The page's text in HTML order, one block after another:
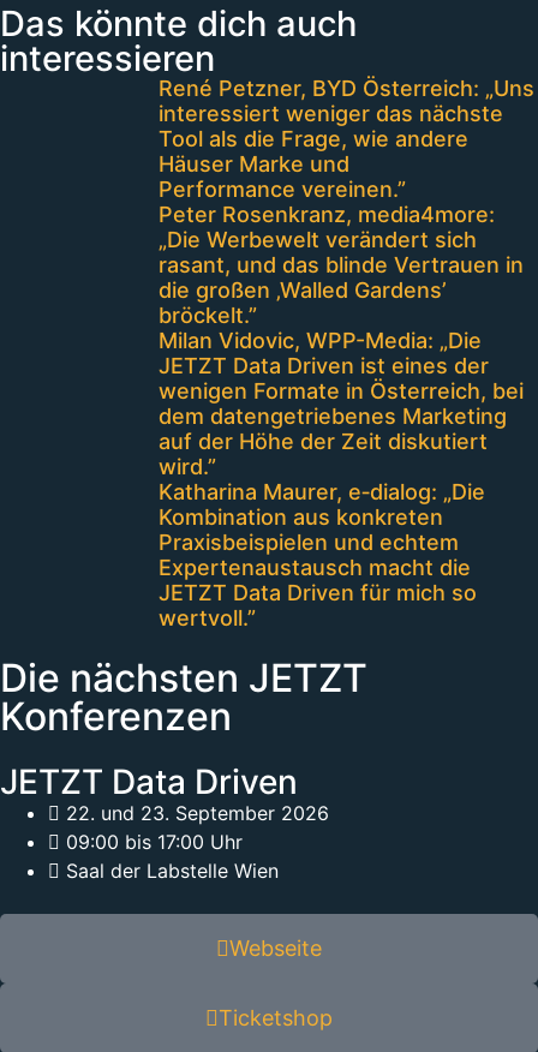
Das könnte dich auch
interessieren
René Petzner, BYD Österreich: „Uns
interessiert weniger das nächste
Tool als die Frage, wie andere
Häuser Marke und
Performance vereinen.”
Peter Rosenkranz, media4more:
„Die Werbewelt verändert sich
rasant, und das blinde Vertrauen in
die großen ‚Walled Gardens’
bröckelt.”
Milan Vidovic, WPP-Media: „Die
JETZT Data Driven ist eines der
wenigen Formate in Österreich, bei
dem datengetriebenes Marketing
auf der Höhe der Zeit diskutiert
wird.”
Katharina Maurer, e‑dialog: „Die
Kombination aus konkreten
Praxisbeispielen und echtem
Expertenaustausch macht die
JETZT Data Driven für mich so
wertvoll.”
Die nächsten JETZT
Konferenzen
JETZT Data Driven
22. und 23. September 2026
09:00 bis 17:00 Uhr
Saal der Labstelle Wien
Webseite
Ticketshop